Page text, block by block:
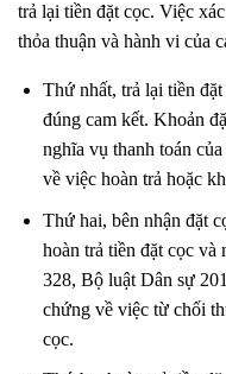
trả lại tiền đặt cọc. Việc
thỏa thuận và hành vi của
Thứ nhất, trả lại tiền
đúng cam kết. Khoản
nghĩa vụ thanh toán
về việc hoàn trả hoặc
Thứ hai, bên nhận đặt
hoàn trả tiền đặt cọc
328, Bộ luật Dân sự
chứng về việc từ chối
cọc.